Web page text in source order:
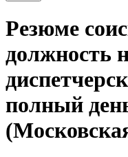
Резюме
должность
полный